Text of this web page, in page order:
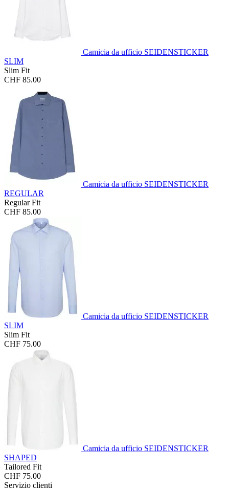
Camicia da ufficio SEIDENSTICKER
SLIM
Slim Fit
CHF 85.00
Camicia da ufficio SEIDENSTICKER
REGULAR
Regular Fit
CHF 85.00
Camicia da ufficio SEIDENSTICKER
SLIM
Slim Fit
CHF 75.00
Camicia da ufficio SEIDENSTICKER
SHAPED
Tailored Fit
CHF 75.00
Servizio clienti